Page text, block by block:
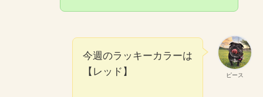
ピース
今週のラッキーカラーは
【レッド】